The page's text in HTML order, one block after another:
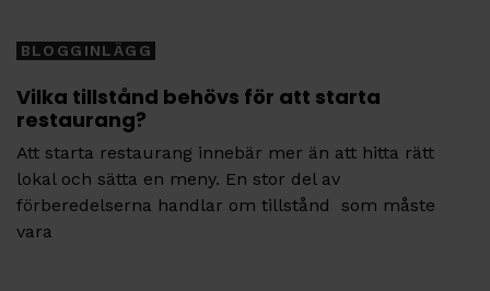
BLOGGINLÄGG
Vilka tillstånd behövs för att starta
restaurang?
Att starta restaurang innebär mer än att hitta rätt
lokal och sätta en meny. En stor del av
förberedelserna handlar om tillstånd som måste
vara